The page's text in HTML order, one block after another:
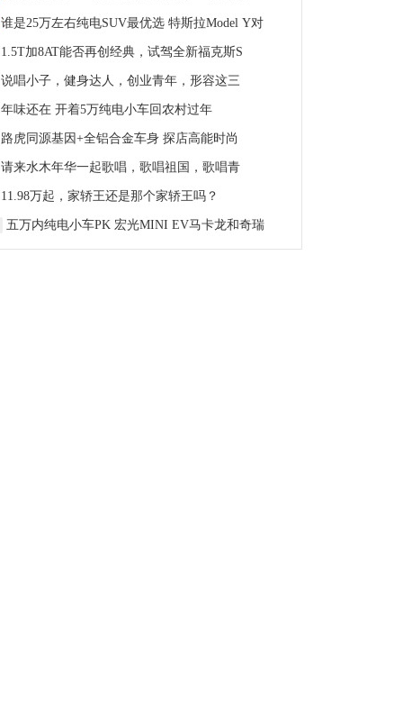
谁是25万左右纯电SUV最优选 特斯拉Model Y对
1.5T加8AT能否再创经典，试驾全新福克斯S
说唱小子，健身达人，创业青年，形容这三
年味还在 开着5万纯电小车回农村过年
路虎同源基因+全铝合金车身 探店高能时尚
请来水木年华一起歌唱，歌唱祖国，歌唱青
11.98万起，家轿王还是那个家轿王吗？
五万内纯电小车PK 宏光MINI EV马卡龙和奇瑞